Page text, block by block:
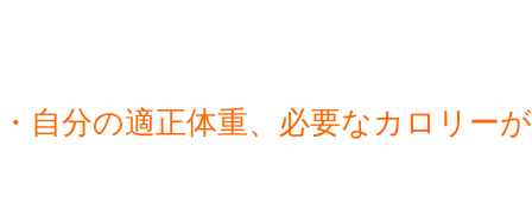
・自分の適正体重、必要なカロリー